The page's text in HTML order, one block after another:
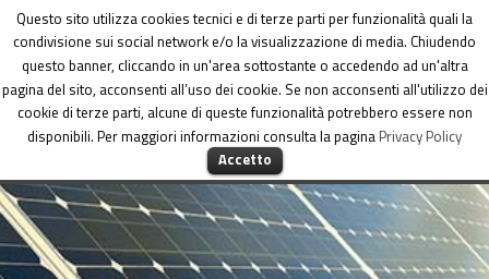
Dipartimento per le Politiche di coesione
Questo sito utilizza cookies tecnici e di terze parti per funzionalità quali la
condivisione sui social network e/o la visualizzazione di media. Chiudendo
questo banner, cliccando in un'area sottostante o accedendo ad un'altra
pagina del sito, acconsenti all’uso dei cookie. Se non acconsenti all'utilizzo dei
cookie di terze parti, alcune di queste funzionalità potrebbero essere non
disponibili. Per maggiori informazioni consulta la pagina Privacy Policy
Accetto